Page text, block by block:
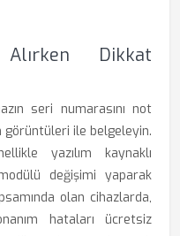
Dikkat
seri numarasını not
görüntüleri ile belgeleyin.
yazılım kaynaklı
değişimi yaparak
olan cihazlarda,
hataları ücretsiz